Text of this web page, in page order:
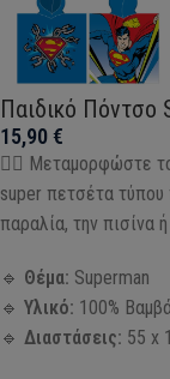
Παιδικό Πόντσο
15,90€
🦸‍♂️ Μεταμορφώστε
super πετσέτα
παραλία, την πισίνα
🔹 Θέμα: Superman
🔹 Υλικό: 100%
🔹 Διαστάσεις: 55 x